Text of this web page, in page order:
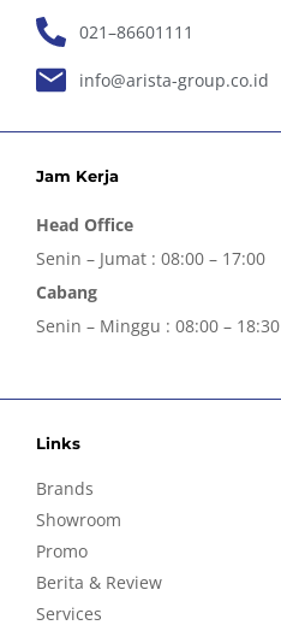
021–86601111
info@arista-group.co.id
Jam Kerja
Head Office
Senin – Jumat : 08:00 – 17:00
Cabang
Senin – Minggu : 08:00 – 18:30
Links
Brands
Showroom
Promo
Berita & Review
Services